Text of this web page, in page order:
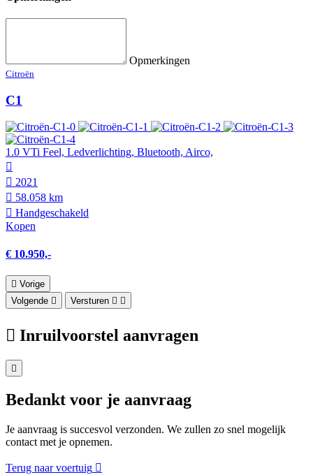
Opmerkingen
Citroën
C1
1.0 VTi Feel, Ledverlichting, Bluetooth, Airco,
2021
58.058 km
Hand­geschakeld
Kopen
€ 10.950,-
Vorige
Volgende
Versturen
Inruilvoorstel aanvragen
Bedankt voor je aanvraag
Je aanvraag is succesvol verzonden. We zullen zo snel mogelijk
contact met je opnemen.
Terug naar voertuig